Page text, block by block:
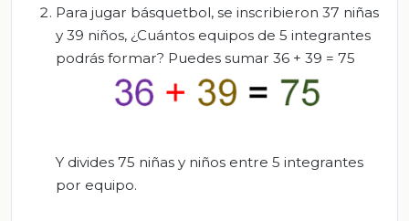
Para jugar básquetbol, se inscribieron 37 niñas
y 39 niños, ¿Cuántos equipos de 5 integrantes
podrás formar? Puedes sumar 36 + 39 = 75
Y divides 75 niñas y niños entre 5 integrantes
por equipo.